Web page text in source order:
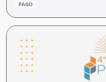
PAGO